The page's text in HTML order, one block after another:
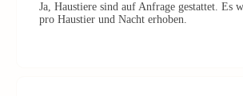
Ja, Haustiere sind auf Anfrage gestattet. Es
pro Haustier und Nacht erhoben.